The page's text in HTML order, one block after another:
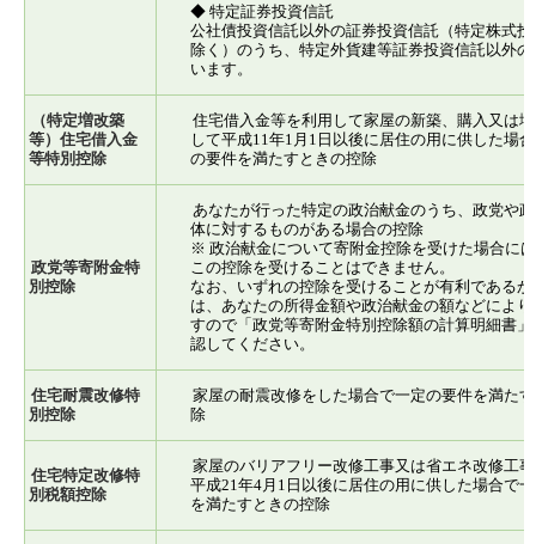
◆ 特定証券投資信託
公社債投資信託以外の証券投資信託（特定株式
除く）のうち、特定外貨建等証券投資信託以外
います。
（特定増改築
等）住宅借入金
等特別控除
住宅借入金等を利用して家屋の新築、購入又は
して平成11年1月1日以後に居住の用に供した場
の要件を満たすときの控除
政党等寄附金特
別控除
あなたが行った特定の政治献金のうち、政党や
体に対するものがある場合の控除
※ 政治献金について寄附金控除を受けた場合に
この控除を受けることはできません。
なお、いずれの控除を受けることが有利である
は、あなたの所得金額や政治献金の額などによ
すので「政党等寄附金特別控除額の計算明細書
認してください。
住宅耐震改修特
別控除
家屋の耐震改修をした場合で一定の要件を満た
除
住宅特定改修特
別税額控除
家屋のバリアフリー改修工事又は省エネ改修工
平成21年4月1日以後に居住の用に供した場合で
を満たすときの控除